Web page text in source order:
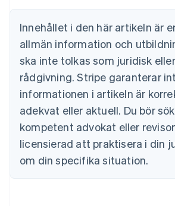
Innehållet i den här artikeln är
allmän information och
ska inte tolkas som juridisk
rådgivning. Stripe garanterar
informationen i artikeln är
adekvat eller aktuell. Du bör
kompetent advokat eller
licensierad att praktisera i din
om din specifika situation.
English
Danmark
English
Estland
English
Fastlandskina
简体中文English
Finland
English Svenska
Frankrike
FrançaisEnglish
Förenade Arabemiraten
Gibraltar